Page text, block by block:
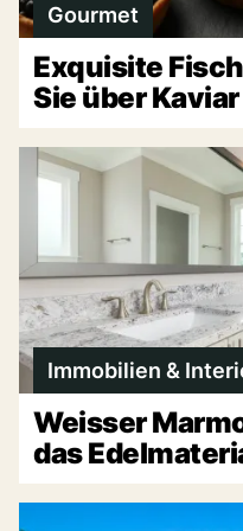
Gourmet
Exquisite
Sie über
Immobilien &
Weisser
das